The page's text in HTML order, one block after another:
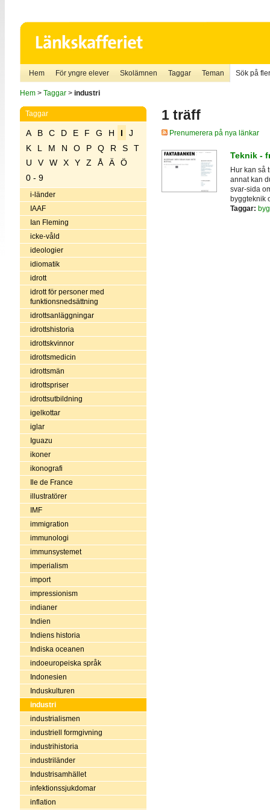
Hem För yngre elever Skolämnen Taggar Teman Sök på
Hem> Taggar> industri
Taggar
A B C D E F G H I
J
K
L M N O P Q R S
T
U
V W X Y Z Å Ä
Ö
0 - 9
i-länder
IAAF
Ian Fleming
icke-våld
ideologier
idiomatik
idrott
idrott för personer med
funktionsnedsättning
idrottsanläggningar
idrottshistoria
idrottskvinnor
idrottsmedicin
idrottsmän
idrottspriser
idrottsutbildning
igelkottar
iglar
Iguazu
ikoner
ikonografi
Ile de France
illustratörer
IMF
immigration
immunologi
immunsystemet
imperialism
import
impressionism
indianer
Indien
Indiens historia
Indiska oceanen
indoeuropeiska språk
Indonesien
Induskulturen
industri
industrialismen
industriell formgivning
industrihistoria
industriländer
Industrisamhället
infektionssjukdomar
inflation
1 träff
Prenumerera på nya länkar
Teknik -
Hur kan så
annat kan
svar-sida
byggteknik
Taggar: